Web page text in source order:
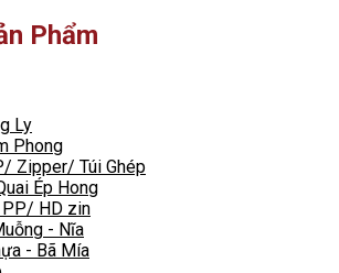
Phẩm
Ly
Phong
Zipper/ Túi Ghép
Ép Hong
HD zin
- Nĩa
- Bã Mía